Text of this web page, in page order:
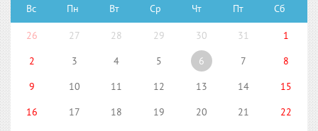
Вс Пн Вт Ср Чт Пт Сб
26 27 28 29 30 31
1
2
3 4 5 6 7
8
9
10 11 12 13 14
15
16
17 18 19 20 21
22